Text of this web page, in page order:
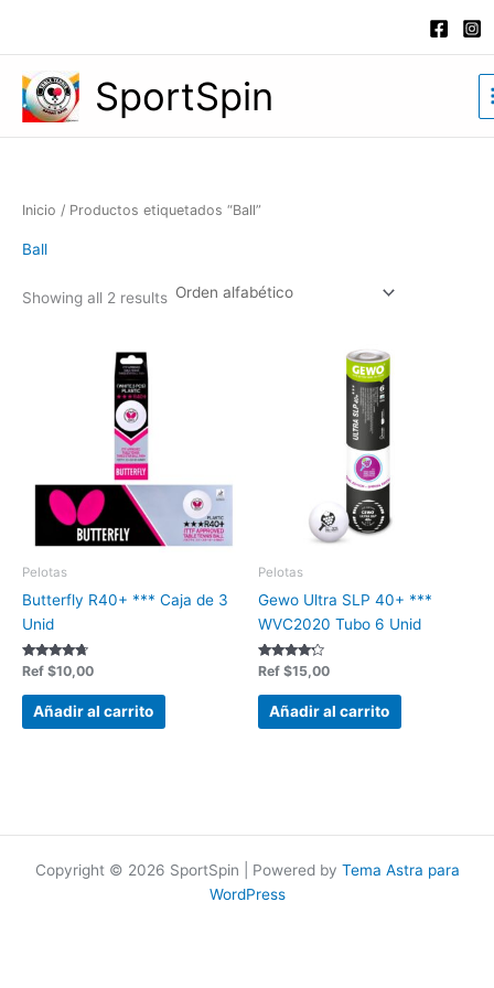
contenido
SportSpin
Inicio / Productos etiquetados “Ball”
Ball
Showing all 2 results
Pelotas
Butterfly R40+ *** Caja de 3
Unid
Valorado
4.50
de 5
Ref $10,00
Añadir al carrito
Pelotas
Gewo Ultra SLP 40+ ***
WVC2020 Tubo 6 Unid
Valorado
4.00
de 5
Ref $15,00
Añadir al carrito
Copyright © 2026 SportSpin | Powered by Tema Astra para
WordPress